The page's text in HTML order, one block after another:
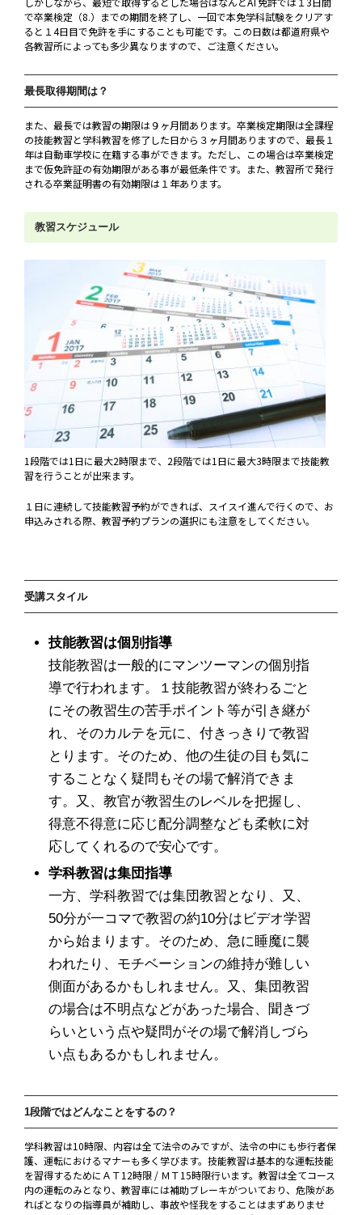
で卒業検定（8.）までの期間を終了し、一回で本免学科試験をクリアす
ると１4日目で免許を手にすることも可能です。この日数は都道府県や
各教習所によっても多少異なりますので、ご注意ください。
最長取得期間は？
また、最長では教習の期限は９ヶ月間あります。卒業検定期限は全課程
の技能教習と学科教習を修了した日から３ヶ月間ありますので、最長１
年は自動車学校に在籍する事ができます。ただし、この場合は卒業検定
まで仮免許証の有効期限がある事が最低条件です。また、教習所で発行
される卒業証明書の有効期限は１年あります。
教習スケジュール
1段階では1日に最大2時限まで、2段階では1日に最大3時限まで技能教
習を行うことが出来ます。
１日に連続して技能教習予約ができれば、スイスイ進んで行くので、お
申込みされる際、教習予約プランの選択にも注意をしてください。
受講スタイル
技能教習は個別指導
技能教習は一般的にマンツーマンの個別指
導で行われます。１技能教習が終わるごと
にその教習生の苦手ポイント等が引き継が
れ、そのカルテを元に、付きっきりで教習
とります。そのため、他の生徒の目も気に
することなく疑問もその場で解消できま
す。又、教官が教習生のレベルを把握し、
得意不得意に応じ配分調整なども柔軟に対
応してくれるので安心です。
学科教習は集団指導
一方、学科教習では集団教習となり、又、
50分が一コマで教習の約10分はビデオ学習
から始まります。そのため、急に睡魔に襲
われたり、モチベーションの維持が難しい
側面があるかもしれません。又、集団教習
の場合は不明点などがあった場合、聞きづ
らいという点や疑問がその場で解消しづら
い点もあるかもしれません。
1段階ではどんなことをするの？
学科教習は10時限、内容は全て法令のみですが、法令の中にも歩行者保
護、運転におけるマナーも多く学びます。技能教習は基本的な運転技能
を習得するためにＡＴ12時限 / ＭＴ15時限行います。教習は全てコース
内の運転のみとなり、教習車には補助ブレーキがついており、危険があ
ればとなりの指導員が補助し、事故や怪我をすることはまずありませ